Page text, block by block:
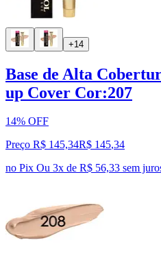
+14
Base de Alta
up Cover Cor:207
14% OFF
Preço R$ 145,34R$ 145,34
no Pix Ou 3x de R$ 56,33 sem